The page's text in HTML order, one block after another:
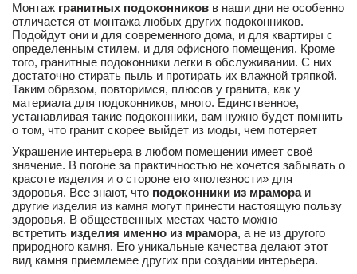
Монтаж гранитных подоконников в наши дни не особенно
отличается от монтажа любых других подоконников.
Подойдут они и для современного дома, и для квартиры с
определенным стилем, и для офисного помещения. Кроме
того, гранитные подоконники легки в обслуживании. С них
достаточно стирать пыль и протирать их влажной тряпкой.
Таким образом, повторимся, плюсов у гранита, как у
материала для подоконников, много. Единственное,
устанавливая такие подоконники, вам нужно будет помнить
о том, что гранит скорее выйдет из моды, чем потеряет
Украшение интерьера в любом помещении имеет своё
значение. В погоне за практичностью не хочется забывать о
красоте изделия и о стороне его «полезности» для
здоровья. Все знают, что подоконники из мрамораи
другие изделия из камня могут принести настоящую пользу
здоровья. В общественных местах часто можно
встретить изделия именно из мрамора, а не из другого
природного камня. Его уникальные качества делают этот
вид камня приемлемее других при создании интерьера.